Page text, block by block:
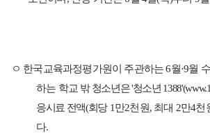
ㅇ 한국교육과정평가원이 주관하는6월·9월
하는 학교 밖 청소년은'청소년
응시료 전액(회당 1만2천원, 최대 2만4천
다.